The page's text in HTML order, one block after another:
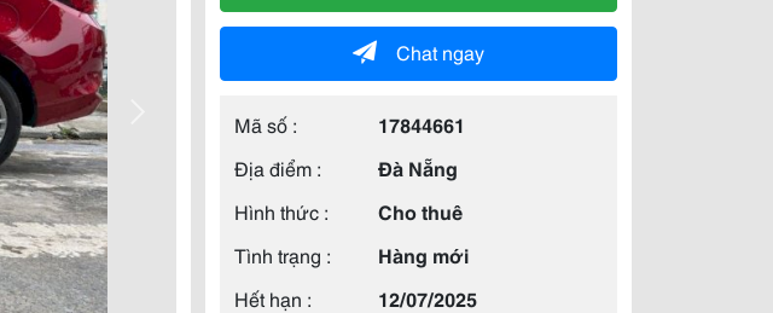
Chat ngay
Mã số :
17844661
Địa điểm :
Đà Nẵng
Hình thức :
Cho thuê
Tình trạng :
Hàng mới
Hết hạn :
12/07/2025